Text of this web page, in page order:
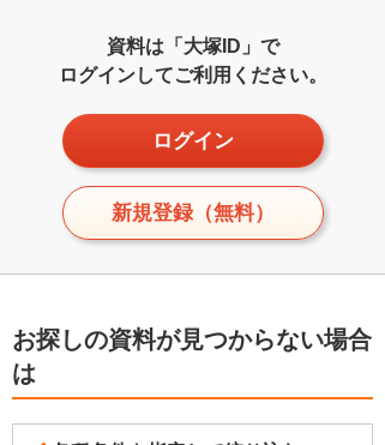
資料は「大塚ID」で
ログインしてご利用ください。
ログイン
新規登録（無料）
お探しの資料が見つからない場合
は